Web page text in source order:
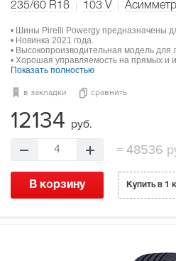
235/60 R18 103 V
• Шины Pirelli Powergy предназначены
• Новинка 2021 года.
• Высокопроизводительная модель для
• Хорошая управляемость на прямых и
Показать полностью
в закладки сравнить
12134 руб.
4 =48536
В корзину Купить в 1